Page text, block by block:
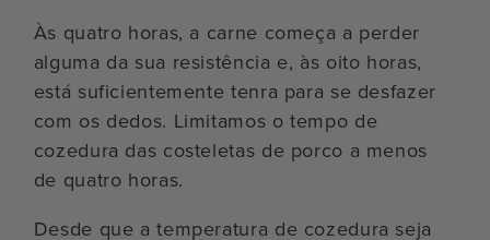
Às quatro horas, a carne começa a perder
alguma da sua resistência e, às oito horas,
está suficientemente tenra para se desfazer
com os dedos. Limitamos o tempo de
cozedura das costeletas de porco a menos
de quatro horas.
Desde que a temperatura de cozedura seja